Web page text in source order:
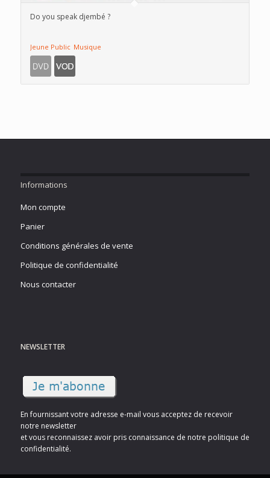
Do you speak djembé ?
Jeune Public Musique
Informations
Mon compte
Panier
Conditions générales de vente
Politique de confidentialité
Nous contacter
NEWSLETTER
En fournissant votre adresse e-mail vous acceptez de recevoir
notre newsletter
et vous reconnaissez avoir pris connaissance de notre politique de
confidentialité.